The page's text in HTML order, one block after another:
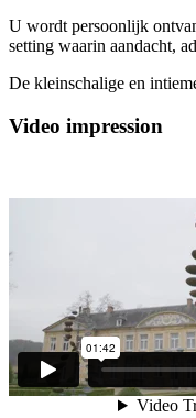
U wordt persoonlijk
setting waarin aandacht,
De kleinschalige en
Video impression